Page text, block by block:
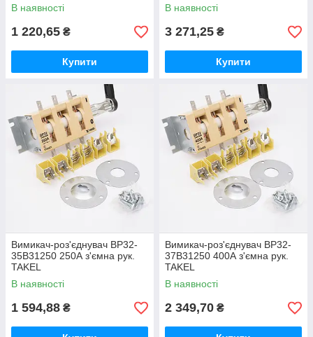
В наявності
1 220,65 ₴
Купити
В наявності
3 271,25 ₴
Купити
Вимикач-роз'єднувач ВР32-
35В31250 250А з'ємна рук.
TAKEL
В наявності
1 594,88 ₴
Вимикач-роз'єднувач ВР32-
37В31250 400А з'ємна рук.
TAKEL
В наявності
2 349,70 ₴